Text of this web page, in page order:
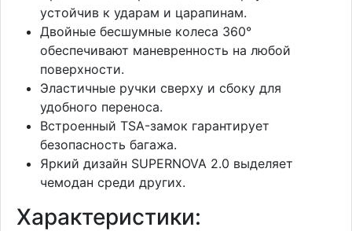
устойчив к ударам и царапинам.
Двойные бесшумные колеса 360°
обеспечивают маневренность на любой
поверхности.
Эластичные ручки сверху и сбоку для
удобного переноса.
Встроенный TSA-замок гарантирует
безопасность багажа.
Яркий дизайн SUPERNOVA 2.0 выделяет
чемодан среди других.
Характеристики: